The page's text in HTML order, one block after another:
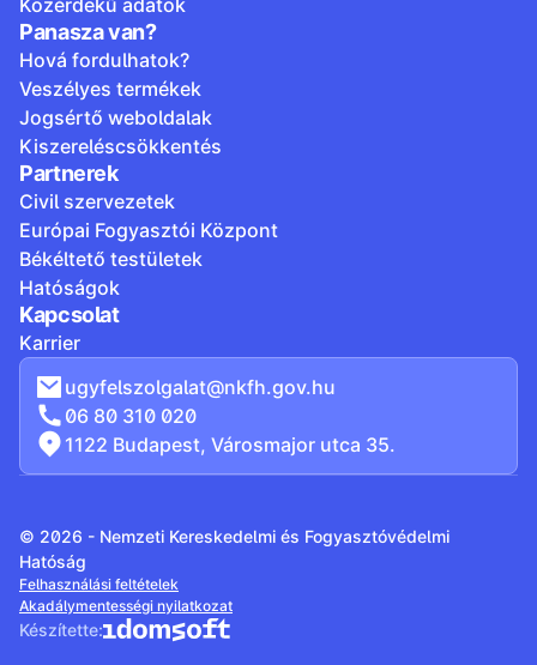
Közérdekű adatok
Panasza van?
Hová fordulhatok?
Veszélyes termékek
Jogsértő weboldalak
Kiszereléscsökkentés
Partnerek
Civil szervezetek
Európai Fogyasztói Központ
Békéltető testületek
Hatóságok
Kapcsolat
Karrier
ugyfelszolgalat@nkfh.gov.hu
06 80 310 020
1122 Budapest, Városmajor utca 35.
© 2026 - Nemzeti Kereskedelmi és Fogyasztóvédelmi
Hatóság
Felhasználási feltételek
Akadálymentességi nyilatkozat
Készítette: